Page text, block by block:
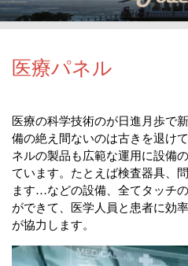
医療パネル
医療の科学技術のが日進月歩で
備の絶え間ないのは古きを退け
ネルの製品も広範な運用に設備
ています。たとえば検査器具、
ます…などの設備、全てタッチ
ができて、医学人員と患者に効
が協力します。